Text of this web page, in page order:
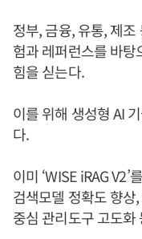
정부, 금융, 유통, 제
험과 레퍼런스를 바
힘을 싣는다.
이를 위해 생성형 AI
다.
이미 ‘WISE iRAG
검색모델 정확도 향
중심 관리도구 고도